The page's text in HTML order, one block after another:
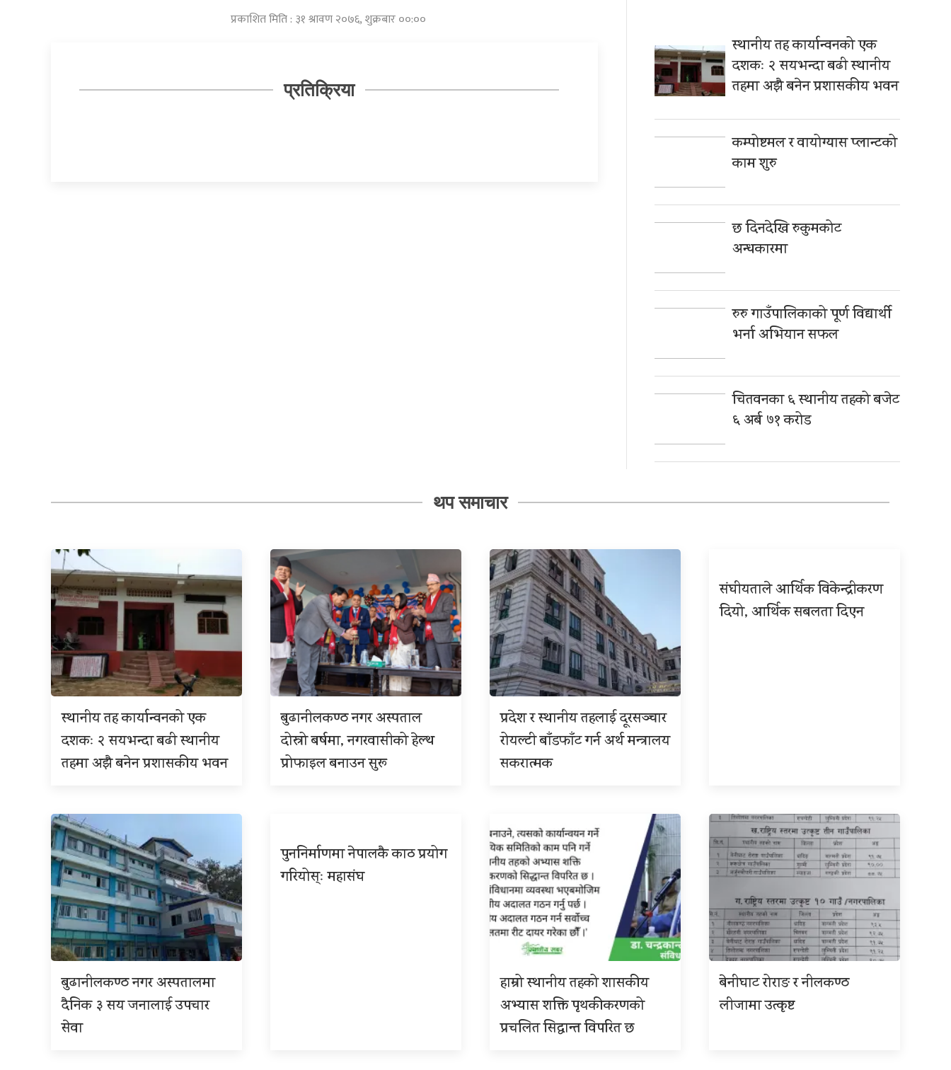
प्रकाशित मिति : ३१ श्रावण २०७६, शुक्रबार ००:००
प्रतिक्रिया
स्थानीय तह कार्यान्वनको एक
दशकः २ सयभन्दा बढी स्थानीय
तहमा अझै बनेन प्रशासकीय भवन
कम्पोष्टमल र वायोग्यास प्लान्टको
काम शुरु
छ दिनदेखि रुकुमकोट
अन्धकारमा
रुरु गाउँपालिकाको पूर्ण विद्यार्थी
भर्ना अभियान सफल
चितवनका ६ स्थानीय तहको बजेट
६ अर्ब ७१ करोड
थप समाचार
स्थानीय तह कार्यान्वनको एक
दशकः २ सयभन्दा बढी स्थानीय
तहमा अझै बनेन प्रशासकीय भवन
बुढानीलकण्ठ नगर अस्पताल
दोस्रो बर्षमा, नगरवासीको हेल्थ
प्रोफाइल बनाउन सुरू
प्रदेश र स्थानीय तहलाई दूरसञ्चार
रोयल्टी बाँडफाँट गर्न अर्थ मन्त्रालय
सकरात्मक
संघीयताले आर्थिक विकेन्द्रीकरण
दियो, आर्थिक सबलता दिएन
बुढानीलकण्ठ नगर अस्पतालमा
दैनिक ३ सय जनालाई उपचार
सेवा
पुननिर्माणमा नेपालकै काठ प्रयोग
गरियोस्ः महासंघ
हाम्रो स्थानीय तहको शासकीय
अभ्यास शक्ति पृथकीकरणको
प्रचलित सिद्धान्त विपरित छ
बेनीघाट रोराङ र नीलकण्ठ
लीजामा उत्कृष्ट